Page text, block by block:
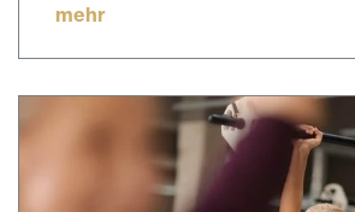
mehr